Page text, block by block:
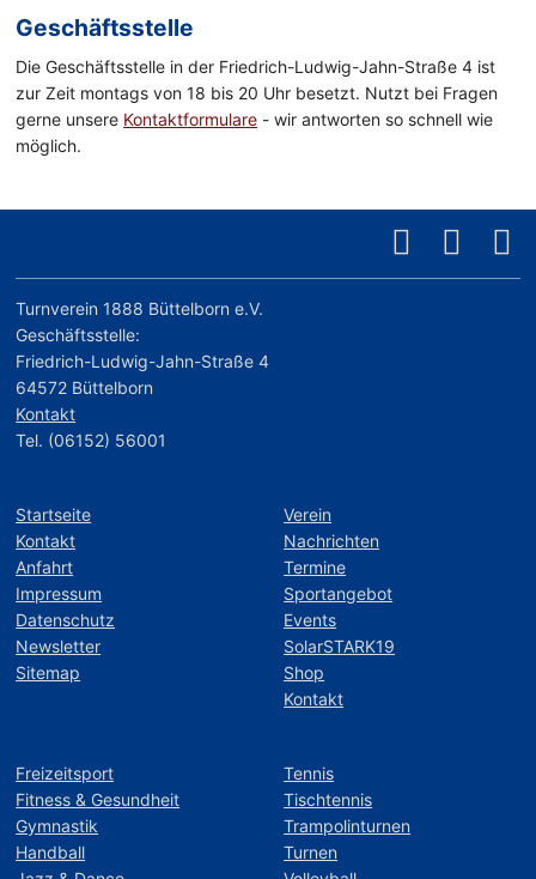
Geschäftsstelle
Die Geschäftsstelle in der Friedrich-Ludwig-Jahn-Straße 4 ist
zur Zeit montags von 18 bis 20 Uhr besetzt. Nutzt bei Fragen
gerne unsere Kontaktformulare - wir antworten so schnell wie
möglich.
Turnverein 1888 Büttelborn e.V.
Geschäftsstelle:
Friedrich-Ludwig-Jahn-Straße 4
64572 Büttelborn
Kontakt
Tel. (06152) 56001
Startseite
Kontakt
Anfahrt
Impressum
Datenschutz
Newsletter
Sitemap
Verein
Nachrichten
Termine
Sportangebot
Events
SolarSTARK19
Shop
Kontakt
Freizeitsport
Fitness & Gesundheit
Gymnastik
Handball
Tennis
Tischtennis
Trampolinturnen
Turnen